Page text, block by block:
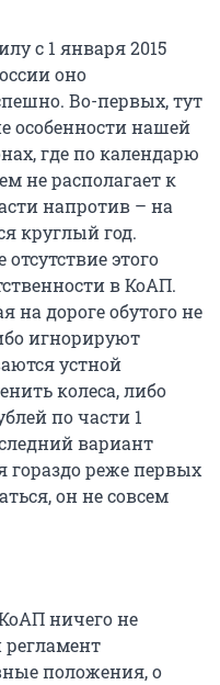
с 1 января 2015
оно
Во-первых, тут
особенности нашей
где по календарю
не располагает к
напротив – на
круглый год.
этого
в КоАП.
на дороге обутого не
игнорируют
устной
колеса, либо
по части 1
вариант
гораздо реже первых
он не совсем
ничего не
положения, о